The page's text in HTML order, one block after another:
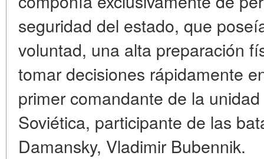
seguridad del estado, que
voluntad, una alta preparación
tomar decisiones rápidamente
primer comandante de la
Soviética, participante de las
Damansky, Vladimir Bubennik.